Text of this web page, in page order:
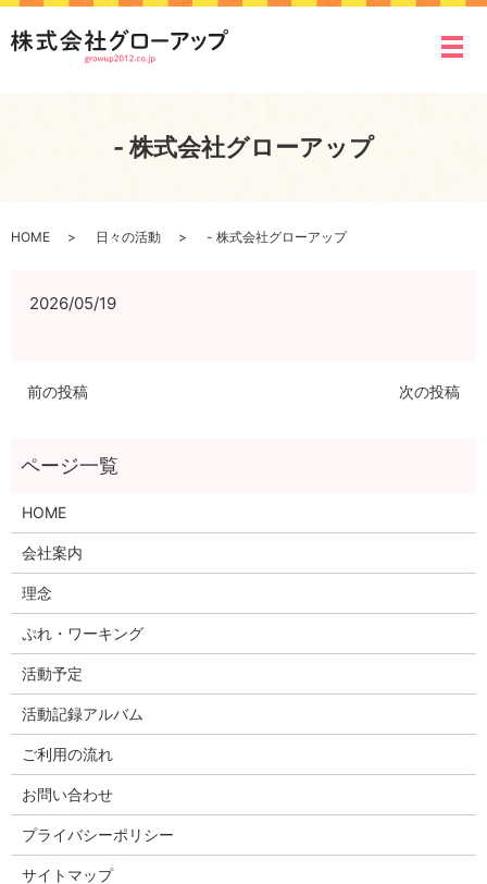
メ
- 株式会社グローアップ
HOME 日々の活動 - 株式会社グローアップ
2026/05/19
前の投稿 次の投稿
HOME
会社案内
理念
ぷれ・ワーキング
活動予定
活動記録アルバム
ご利用の流れ
お問い合わせ
プライバシーポリシー
サイトマップ